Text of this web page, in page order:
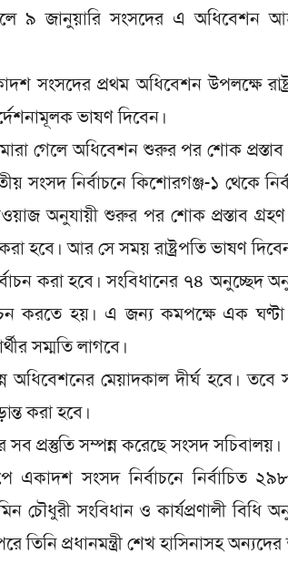
৯ জানুয়ারি সংসদের এ অধিবেশন
সংসদের প্রথম অধিবেশন উপলক্ষে
ভাষণ দিবেন।
গেলে অধিবেশন শুরুর পর শোক প্রস্তাব
নির্বাচনে কিশোরগঞ্জ-১ থেকে
অনুযায়ী শুরুর পর শোক প্রস্তাব
হবে। আর সে সময় রাষ্ট্রপতি ভাষণ
করা হবে। সংবিধানের ৭৪ অনুচ্ছেদ
করতে হয়। এ জন্য কমপক্ষে এক ঘণ্টা
সম্মতি লাগবে।
মেয়াদকাল দীর্ঘ হবে। তবে
করা হবে।
প্রস্তুতি সম্পন্ন করেছে সংসদ সচিবালয়।
একাদশ সংসদ নির্বাচনে নির্বাচিত
সংবিধান ও কার্যপ্রণালী বিধি
প্রধানমন্ত্রী শেখ হাসিনাসহ